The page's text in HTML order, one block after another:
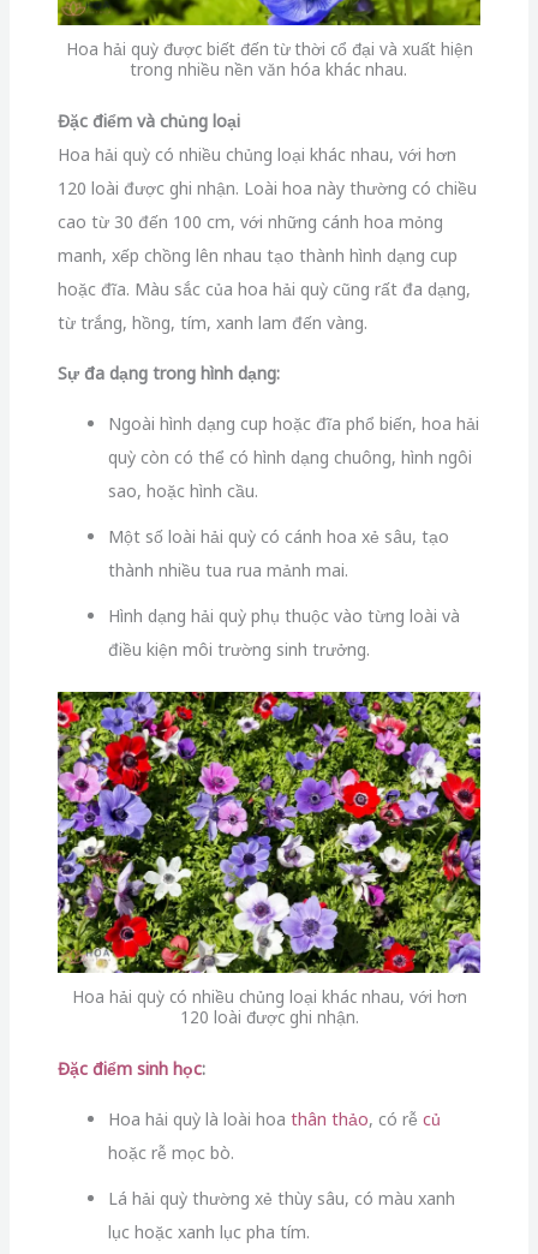
Hoa hải quỳ được biết đến từ thời cổ đại và xuất hiện
trong nhiều nền văn hóa khác nhau.
Đặc điểm và chủng loại
Hoa hải quỳ có nhiều chủng loại khác nhau, với hơn
120 loài được ghi nhận. Loài hoa này thường có chiều
cao từ 30 đến 100 cm, với những cánh hoa mỏng
manh, xếp chồng lên nhau tạo thành hình dạng cup
hoặc đĩa. Màu sắc của hoa hải quỳ cũng rất đa dạng,
từ trắng, hồng, tím, xanh lam đến vàng.
Sự đa dạng trong hình dạng:
Ngoài hình dạng cup hoặc đĩa phổ biến, hoa hải
quỳ còn có thể có hình dạng chuông, hình ngôi
sao, hoặc hình cầu.
Một số loài hải quỳ có cánh hoa xẻ sâu, tạo
thành nhiều tua rua mảnh mai.
Hình dạng hải quỳ phụ thuộc vào từng loài và
điều kiện môi trường sinh trưởng.
Hoa hải quỳ có nhiều chủng loại khác nhau, với hơn
120 loài được ghi nhận.
Đặc điểm sinh học:
Hoa hải quỳ là loài hoa thân thảo, có rễ củ
hoặc rễ mọc bò.
Lá hải quỳ thường xẻ thùy sâu, có màu xanh
lục hoặc xanh lục pha tím.